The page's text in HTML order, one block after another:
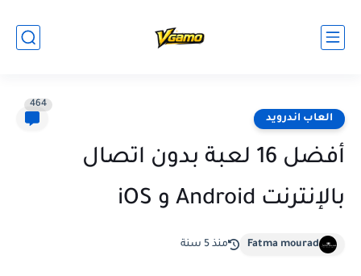
العاب اندرويد
464
أفضل 16 لعبة بدون اتصال
بالإنترنت Android و iOS
Fatma mourad منذ 5 سنة